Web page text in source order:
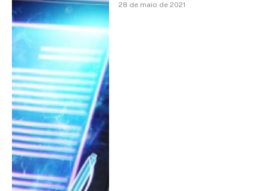
28 de maio de 2021